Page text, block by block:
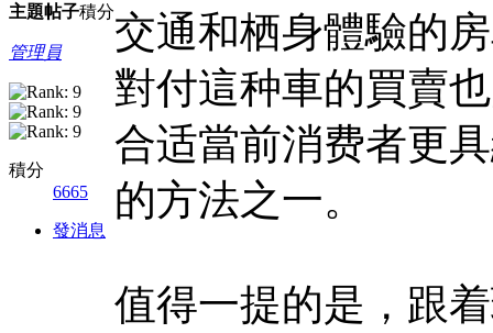
主題帖子積分
管理員
積分
6665
發消息
交通和栖身體驗的
對付這种車的買賣
合适當前消费者更
的方法之一。
值得一提的是，跟